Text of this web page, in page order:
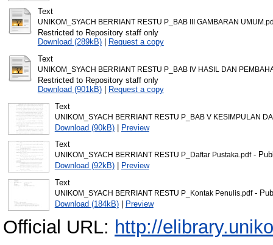
Text
UNIKOM_SYACH BERRIANT RESTU P_BAB III GAMBARAN
Restricted to Repository staff only
Download (289kB)|
Request a copy
Text
UNIKOM_SYACH BERRIANT RESTU P_BAB IV HASIL DAN
Restricted to Repository staff only
Download (901kB)|
Request a copy
Text
UNIKOM_SYACH BERRIANT RESTU P_BAB V KESIMPULAN
Download (90kB)| Preview
Text
UNIKOM_SYACH BERRIANT RESTU P_Daftar Pustaka.pdf-
Download (92kB)|
Preview
Text
UNIKOM_SYACH BERRIANT RESTU P_Kontak Penulis.pdf-
Download (184kB)| Preview
Official URL: http://